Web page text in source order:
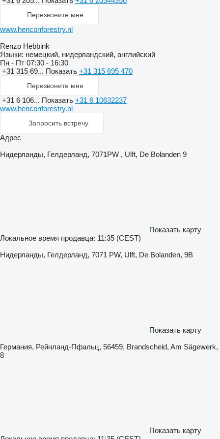
Перезвоните мне
www.henconforestry.nl
Renzo Hebbink
Языки: немецкий, нидерландский, английский
Пн - Пт 07:30 - 16:30
+31 315 69... Показать +31 315 695 470
Перезвоните мне
+31 6 106... Показать +31 6 10632237
www.henconforestry.nl
Запросить встречу
Адрес
Нидерланды, Гелдерланд, 7071PW , Ulft, De Bolanden 9
Показать карту
Локальное время продавца: 11:35 (CEST)
Нидерланды, Гелдерланд, 7071 PW, Ulft, De Bolanden, 9B
Показать карту
Германия, Рейнланд-Пфальц, 56459, Brandscheid, Am Sägewerk,
8
Показать карту